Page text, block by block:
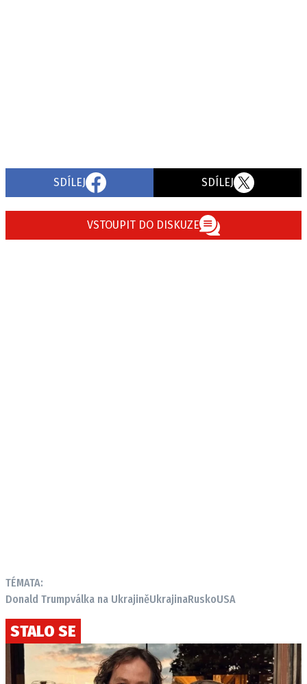
SDÍLEJ SDÍLEJ
VSTOUPIT DO DISKUZE
TÉMATA:
Donald Trumpválka na UkrajiněUkrajinaRuskoUSA
STALO SE